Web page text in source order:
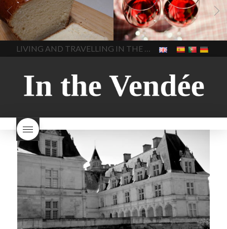
Vendee
brood bakken
brood met gist gist brood
het beste brood hoe moet
ik brood bakken is melk
brood gezond is melkbrood
gezond mama's brood melk
brood melk brood en
wat is melkbrood
zijn melk
brood en brioche hetzelfde
brood
In The Vendee
2022 De wijnmakers laten
de druiventrossen gisten in
een anaërobe donderdag
17 november 2022 is
beaujolais dag hoe lang is
Beaujolais Nouveau
houdbaar hoeveel flessen
verkocht
is Beaujolais
Nouveau een fruitige wijn
kooldioxiderijke omgeving.
rose beaujolais nouveau
waar smaakt Beaujolais
Nouveau naar? wat is
Beaujolais Nouveau
wanneer is beaujolais dag
wanneer is beaujolais
nouveau dag
Wat is de dag
van Beaujolais Nouveau wat
is de traditie rond beaujolais
nouveau
wat maakt
Beaujolais Nouveau zo
In The Vendee
LIVING AND TRAVELLING IN THE VENDÉE